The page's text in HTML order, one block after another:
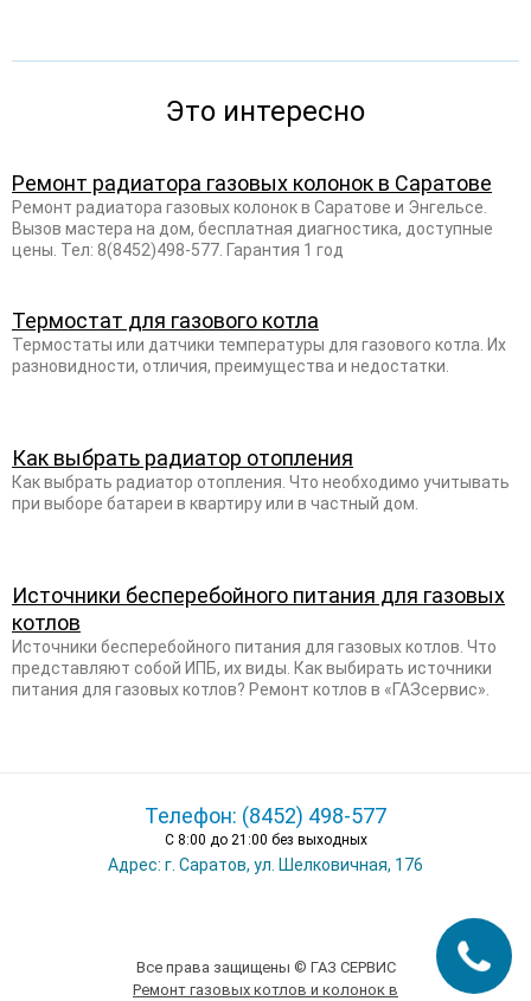
Это интересно
Ремонт радиатора газовых колонок в Саратове
Ремонт радиатора газовых колонок в Саратове и Энгельсе.
Вызов мастера на дом, бесплатная диагностика, доступные
цены. Тел: 8(8452)498-577. Гарантия 1 год
Термостат для газового котла
Термостаты или датчики температуры для газового котла. Их
разновидности, отличия, преимущества и недостатки.
Как выбрать радиатор отопления
Как выбрать радиатор отопления. Что необходимо учитывать
при выборе батареи в квартиру или в частный дом.
Источники бесперебойного питания для газовых
котлов
Источники бесперебойного питания для газовых котлов. Что
представляют собой ИПБ, их виды. Как выбирать источники
питания для газовых котлов? Ремонт котлов в «ГАЗсервис».
Телефон: (8452) 498-577
С 8:00 до 21:00 без выходных
Адрес: г. Саратов, ул. Шелковичная, 176
Все права защищены © ГАЗ СЕРВИС
Ремонт газовых котлов и колонок в